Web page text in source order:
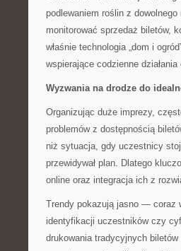
podlewaniem roślin z
monitorować sprzedaż biletów,
właśnie technologia „dom i
wspierające codzienne działania
Wyzwania na drodze do
Organizując duże imprezy,
problemów z dostępnością
niż sytuacja, gdy uczestnicy
przewidywał plan. Dlatego
online oraz integracja ich z
Trendy pokazują jasno — coraz
identyfikacji uczestników czy
drukowania tradycyjnych